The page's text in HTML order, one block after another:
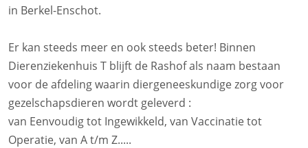
in Berkel-Enschot.
Er kan steeds meer en ook steeds beter! Binnen
Dierenziekenhuis T blijft de Rashof als naam bestaan
voor de afdeling waarin diergeneeskundige zorg voor
gezelschapsdieren wordt geleverd :
van Eenvoudig tot Ingewikkeld, van Vaccinatie tot
Operatie, van A t/m Z.....